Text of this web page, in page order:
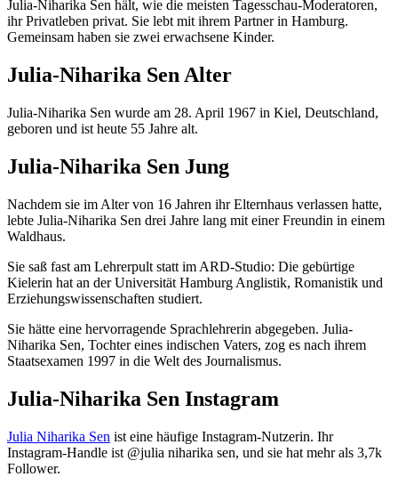
Julia-Niharika Sen hält, wie die meisten Tagesschau-Moderatoren,
ihr Privatleben privat. Sie lebt mit ihrem Partner in Hamburg.
Gemeinsam haben sie zwei erwachsene Kinder.
Julia-Niharika Sen Alter
Julia-Niharika Sen wurde am 28. April 1967 in Kiel, Deutschland,
geboren und ist heute 55 Jahre alt.
Julia-Niharika Sen Jung
Nachdem sie im Alter von 16 Jahren ihr Elternhaus verlassen hatte,
lebte Julia-Niharika Sen drei Jahre lang mit einer Freundin in einem
Waldhaus.
Sie saß fast am Lehrerpult statt im ARD-Studio: Die gebürtige
Kielerin hat an der Universität Hamburg Anglistik, Romanistik und
Erziehungswissenschaften studiert.
Sie hätte eine hervorragende Sprachlehrerin abgegeben. Julia-
Niharika Sen, Tochter eines indischen Vaters, zog es nach ihrem
Staatsexamen 1997 in die Welt des Journalismus.
Julia-Niharika Sen Instagram
Julia Niharika Sen ist eine häufige Instagram-Nutzerin. Ihr
Instagram-Handle ist @julia niharika sen, und sie hat mehr als 3,7k
Follower.